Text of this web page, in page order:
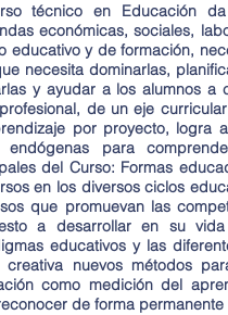
técnico en Educación
económicas, sociales,
educativo y de formación,
necesita dominarlas,
y ayudar a los alumnos a
de un eje
por proyecto, logra
endógenas para
del Curso: Formas
en los diversos ciclos
que promuevan las
a desarrollar en su
educativos y las
creativa nuevos métodos
como medición del
de forma permanente